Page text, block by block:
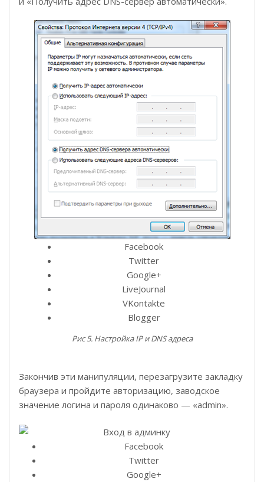
Facebook
Twitter
Google+
LiveJournal
VKontakte
Blogger
Рис 5. Настройка IP и DNS адреса
Закончив эти манипуляции, перезагрузите закладку
браузера и пройдите авторизацию, заводское
значение логина и пароля одинаково — «admin».
Facebook
Twitter
Google+